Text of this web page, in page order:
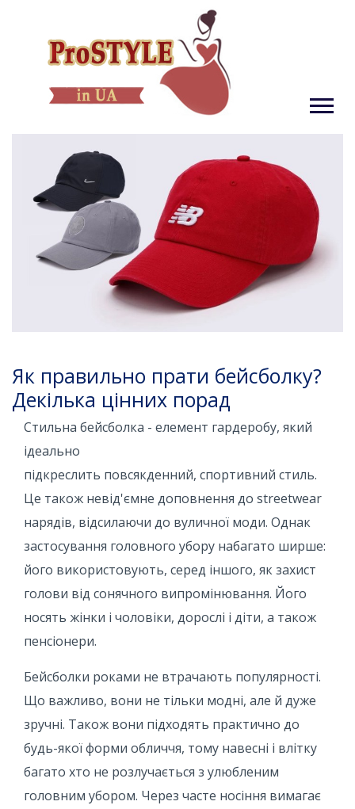
Як правильно прати бейсболку?
Декілька цінних порад
Стильна бейсболка - елемент гардеробу, який
ідеально
підкреслить повсякденний, спортивний стиль.
Це також невід'ємне доповнення до streetwear
нарядів, відсилаючи до вуличної моди. Однак
застосування головного убору набагато ширше:
його використовують, серед іншого, як захист
голови від сонячного випромінювання. Його
носять жінки і чоловіки, дорослі і діти, а також
пенсіонери.
Бейсболки роками не втрачають популярності.
Що важливо, вони не тільки модні, але й дуже
зручні. Також вони підходять практично до
будь-якої форми обличчя, тому навесні і влітку
багато хто не розлучається з улюбленим
головним убором. Через часте носіння вимагає